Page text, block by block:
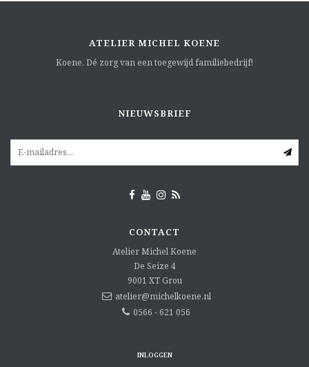
ATELIER MICHEL KOENE
Koene. Dé zorg van een toegewijd familiebedrijf!
NIEUWSBRIEF
CONTACT
Atelier Michel Koene
De Seize 4
9001 XT Grou
atelier@michelkoene.nl
0566 - 621 056
INLOGGEN